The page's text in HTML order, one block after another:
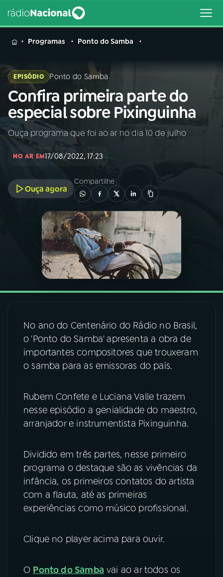
MENU
Buscar
na
Rádio
Nacional
Buscar
01INÍCIO
A RÁDIO
PROGRAMAÇÃO
PROGRAMAS
08FESTIVAL DE MÚSICA
YouTube Facebook
Instagram
TikTok
Programas Ponto do Samba
EPISÓDIO Ponto do Samba
Confira primeira parte do
especial sobre Pixinguinha
Ouça programa que foi ao ar no dia 10 de julho
NO AR EM17/08/2022, 17:23
Ouça agora
Compartilhe
No ano do Centenário do Rádio no Brasil,
o 'Ponto do Samba' apresenta a obra de
importantes compositores que trouxeram
o samba para as emissoras do país.
Rubem Confete e Luciana Valle trazem
nesse episódio a genialidade do maestro,
arranjador e instrumentista Pixinguinha.
Dividido em três partes, nesse primeiro
programa o destaque são as vivências da
infância, os primeiros contatos do artista
com a flauta, até as primeiras
experiências como músico profissional.
Clique no player acima para ouvir.
O Ponto do Samba vai ao ar todos os